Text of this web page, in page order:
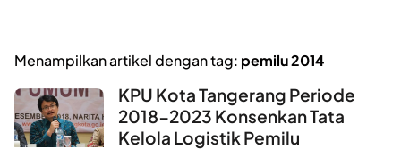
Menampilkan artikel dengan tag: pemilu 2014
KPU Kota Tangerang Periode
2018-2023 Konsenkan Tata
Kelola Logistik Pemilu